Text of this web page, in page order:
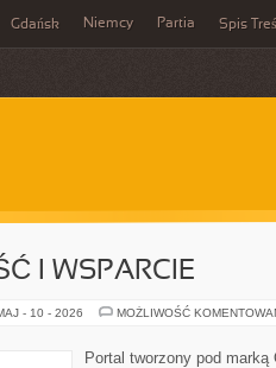
Gdańsk Niemcy Partia Spis
I WSPARCIE
- 10 - 2026 MOŻLIWOŚĆ
Portal tworzony pod